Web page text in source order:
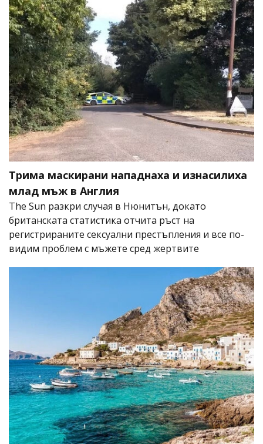
Трима маскирани нападнаха и изнасилиха
млад мъж в Англия
The Sun разкри случая в Нюнитън, докато
британската статистика отчита ръст на
регистрираните сексуални престъпления и все по-
видим проблем с мъжете сред жертвите